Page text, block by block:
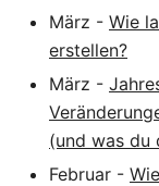
März - Wie
erstellen?
März -
(und was du
Februar -